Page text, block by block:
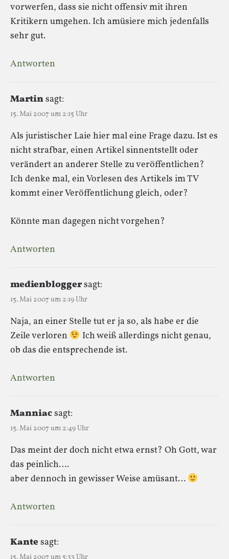
vorwerfen, dass sie nicht offensiv mit ihren
Kritikern umgehen. Ich amüsiere mich jedenfalls
sehr gut.
Antworten
Martinsagt:
15. Mai 2007 um 2:15 Uhr
Als juristischer Laie hier mal eine Frage dazu. Ist es
nicht strafbar, einen Artikel sinnentstellt oder
verändert an anderer Stelle zu veröffentlichen?
Ich denke mal, ein Vorlesen des Artikels im TV
kommt einer Veröffentlichung gleich, oder?
Könnte man dagegen nicht vorgehen?
Antworten
medienbloggersagt:
15. Mai 2007 um 2:19 Uhr
Naja, an einer Stelle tut er ja so, als habe er die
Zeile verloren
Ich weiß allerdings nicht genau,
ob das die entsprechende ist.
Antworten
Manniacsagt:
15. Mai 2007 um 2:49 Uhr
Das meint der doch nicht etwa ernst? Oh Gott, war
das peinlich….
aber dennoch in gewisser Weise amüsant…
Antworten
Kantesagt: